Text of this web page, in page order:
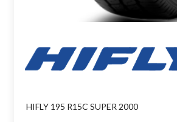
HIFLY 195 R15C SUPER 2000